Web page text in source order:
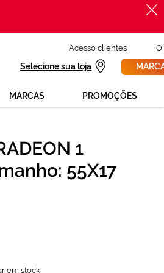
Acesso clientes O
Selecione sua loja
MARCAS PROMOÇÕES
1
55X17
em stock